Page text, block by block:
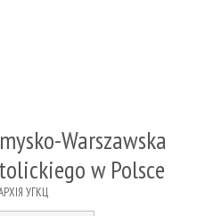
Warszawska
w Polsce
УГКЦ